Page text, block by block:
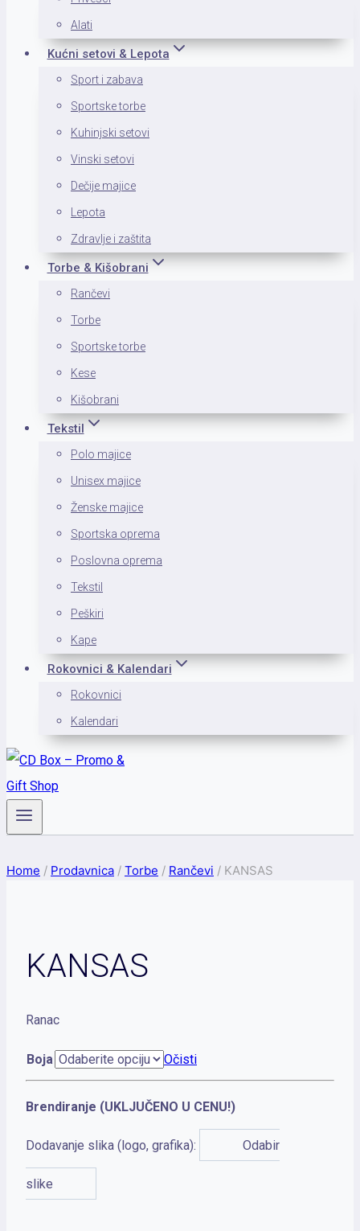
Alati
Kućni setovi & Lepota
Sport i zabava
Sportske torbe
Kuhinjski setovi
Vinski setovi
Dečije majice
Lepota
Zdravlje i zaštita
Torbe & Kišobrani
Rančevi
Torbe
Sportske torbe
Kese
Kišobrani
Tekstil
Polo majice
Unisex majice
Ženske majice
Sportska oprema
Poslovna oprema
Tekstil
Peškiri
Kape
Rokovnici & Kalendari
Rokovnici
Kalendari
Home / Prodavnica / Torbe / Rančevi / KANSAS
KANSAS
Ranac
Boja Očisti
Brendiranje (UKLJUČENO U CENU!)
Dodavanje slika (logo, grafika): Odabir
slike